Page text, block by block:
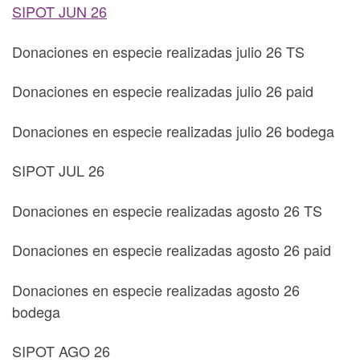
SIPOT JUN 26
Donaciones en especie realizadas julio 26 TS
Donaciones en especie realizadas julio 26 paid
Donaciones en especie realizadas julio 26 bodega
SIPOT JUL 26
Donaciones en especie realizadas agosto 26 TS
Donaciones en especie realizadas agosto 26 paid
Donaciones en especie realizadas agosto 26
bodega
SIPOT AGO 26